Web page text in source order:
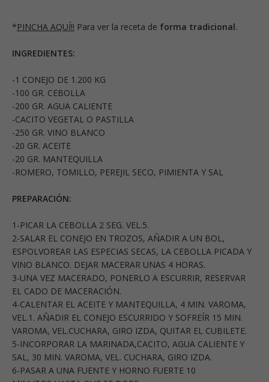
*PINCHA AQUÍ!! Para ver la receta de forma tradicional.
INGREDIENTES:
-1 CONEJO DE 1.200 KG
-100 GR. CEBOLLA
-200 GR. AGUA CALIENTE
-CACITO VEGETAL O PASTILLA
-250 GR. VINO BLANCO
-20 GR. ACEITE
-20 GR. MANTEQUILLA
-ROMERO, TOMILLO, PEREJIL SECO, PIMIENTA Y SAL
PREPARACIÓN:
1-PICAR LA CEBOLLA 2 SEG. VEL.5.
2-SALAR EL CONEJO EN TROZOS, AÑADIR A UN BOL,
ESPOLVOREAR LAS ESPECIAS SECAS, LA CEBOLLA PICADA Y
VINO BLANCO. DEJAR MACERAR UNAS 4 HORAS.
3-UNA VEZ MACERADO, PONERLO A ESCURRIR, RESERVAR
EL CADO DE MACERACIÓN.
4-CALENTAR EL ACEITE Y MANTEQUILLA, 4 MIN. VAROMA,
VEL.1. AÑADIR EL CONEJO ESCURRIDO Y SOFREÍR 15 MIN.
VAROMA, VEL.CUCHARA, GIRO IZDA, QUITAR EL CUBILETE.
5-INCORPORAR LA MARINADA,CACITO, AGUA CALIENTE Y
SAL, 30 MIN. VAROMA, VEL. CUCHARA, GIRO IZDA.
6-PASAR A UNA FUENTE Y HORNO FUERTE 10